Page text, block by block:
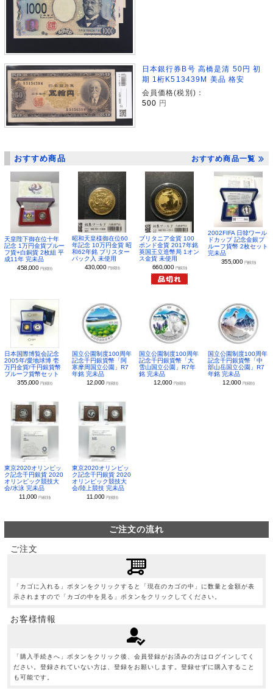
日本銀行券B号 高橋是清 50円 初
期 1桁K513439M 美品 格安
会員価格(税別)：
500 円
おすすめ商品 おすすめ商品一覧
天皇陛下御在位十年
記念 1万円金貨プルー
フ貨+白銅貨 2枚組 平
成11年 完未品
458,000 円(税別)
昭和天皇様御在位60
年記念 10万円金貨 昭
和62年銘 ブリスター
パック入 未使用
430,000 円(税別)
ブリタニア金貨 100
ポンド金貨 2017年銘
英国王立造幣局 1オン
ス金貨 未使用
660,000 円(税別)
2002FIFA 日韓ワール
ドカップ 記念金銀プ
ルーフ貨幣 2枚セット
完未品
355,000 円(税別)
日本国際博覧会記念
2005年/愛地球博 壱
万円金貨/千円銀貨幣
プルーフ貨幣セット
355,000 円(税別)
国立公園制度100周年
記念千円銀貨幣「阿
寒摩周国立公園」R7
年銘 完未品
12,000 円(税別)
国立公園制度100周年
記念千円銀貨幣「大
雪山国立公園」R7年
銘 完未品
12,000 円(税別)
国立公園制度100周年
記念千円銀貨幣「中
部山岳国立公園」R7
年銘 完未品
12,000 円(税別)
東京2020オリンピッ
ク記念千円銀貨 2020
オリンピック競技大
会/水泳 完未品
11,000円(税別)
東京2020オリンピッ
ク記念千円銀貨 2020
オリンピック競技大
会/陸上競技 完未品
11,000 円(税別)
ご注文の流れ
ご注文
「カゴに入れる」ボタンをクリックすると「現在のカゴの中」に数量と金額が表
示されますので「カゴの中を見る」ボタンをクリックしてください。
お客様情報
「購入手続きへ」ボタンをクリック後、会員登録がお済みの方はログインしてく
ださい。登録されていない方は、登録をお願いします。登録せずに購入すること
も可能です。